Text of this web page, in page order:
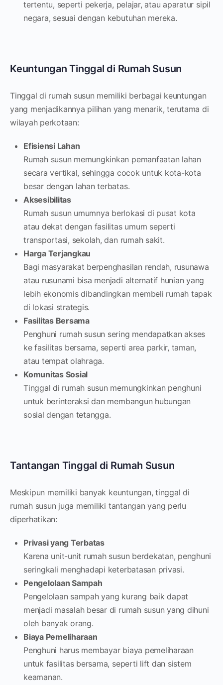
tertentu, seperti pekerja, pelajar, atau aparatur sipil
negara, sesuai dengan kebutuhan mereka.
Keuntungan Tinggal di Rumah Susun
Tinggal di rumah susun memiliki berbagai keuntungan
yang menjadikannya pilihan yang menarik, terutama di
wilayah perkotaan:
Efisiensi Lahan
Rumah susun memungkinkan pemanfaatan lahan
secara vertikal, sehingga cocok untuk kota-kota
besar dengan lahan terbatas.
Aksesibilitas
Rumah susun umumnya berlokasi di pusat kota
atau dekat dengan fasilitas umum seperti
transportasi, sekolah, dan rumah sakit.
Harga Terjangkau
Bagi masyarakat berpenghasilan rendah, rusunawa
atau rusunami bisa menjadi alternatif hunian yang
lebih ekonomis dibandingkan membeli rumah tapak
di lokasi strategis.
Fasilitas Bersama
Penghuni rumah susun sering mendapatkan akses
ke fasilitas bersama, seperti area parkir, taman,
atau tempat olahraga.
Komunitas Sosial
Tinggal di rumah susun memungkinkan penghuni
untuk berinteraksi dan membangun hubungan
sosial dengan tetangga.
Tantangan Tinggal di Rumah Susun
Meskipun memiliki banyak keuntungan, tinggal di
rumah susun juga memiliki tantangan yang perlu
diperhatikan:
Privasi yang Terbatas
Karena unit-unit rumah susun berdekatan, penghuni
seringkali menghadapi keterbatasan privasi.
Pengelolaan Sampah
Pengelolaan sampah yang kurang baik dapat
menjadi masalah besar di rumah susun yang dihuni
oleh banyak orang.
Biaya Pemeliharaan
Penghuni harus membayar biaya pemeliharaan
untuk fasilitas bersama, seperti lift dan sistem
keamanan.